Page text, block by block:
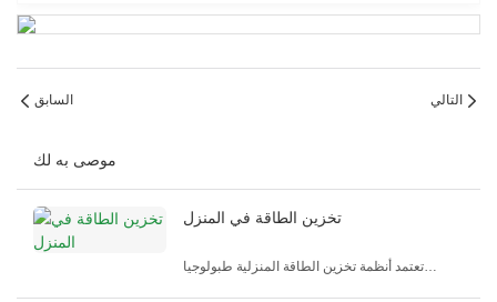
السابق التالي
موصى به لك
تخزين الطاقة في المنزل
تعتمد أنظمة تخزين الطاقة المنزلية طبولوجيا